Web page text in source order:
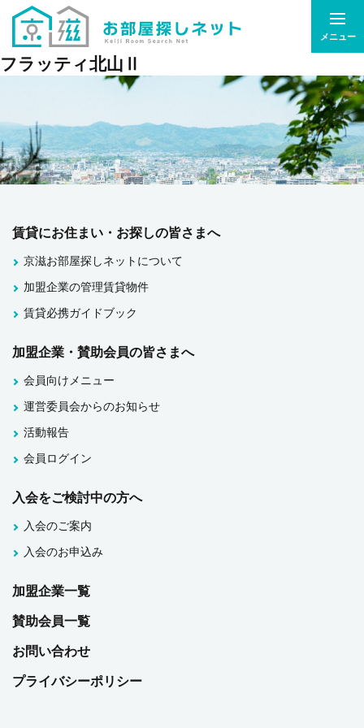
メニュー
フラッティ北山Ⅱ
賃貸にお住まい・お探しの皆さまへ
京滋お部屋探しネットについて
加盟企業の管理賃貸物件
賃貸必携ガイドブック
加盟企業・賛助会員の皆さまへ
会員向けメニュー
運営委員会からのお知らせ
活動報告
会員ログイン
入会をご検討中の方へ
入会のご案内
入会のお申込み
加盟企業一覧
賛助会員一覧
お問い合わせ
プライバシーポリシー